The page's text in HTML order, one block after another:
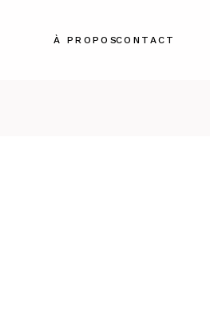
À PROPOSCONTACT